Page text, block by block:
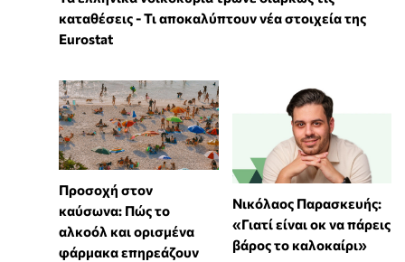
καταθέσεις - Τι αποκαλύπτουν νέα στοιχεία της
Eurostat
Προσοχή στον
καύσωνα: Πώς το
αλκοόλ και ορισμένα
φάρμακα επηρεάζουν
Νικόλαος Παρασκευής:
«Γιατί είναι οκ να πάρεις
βάρος το καλοκαίρι»